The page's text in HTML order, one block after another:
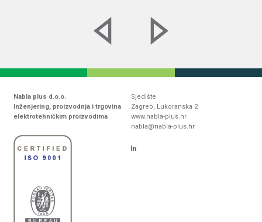
Nabla plus d.o.o.
Inženjering, proizvodnja i trgovina
elektrotehničkim proizvodima
Sjedište
Zagreb, Lukoranska 2
www.nabla-plus.hr
nabla@nabla-plus.hr